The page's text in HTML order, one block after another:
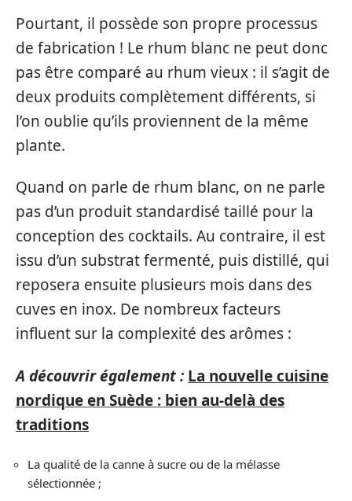
Pourtant, il possède son propre processus
de fabrication ! Le rhum blanc ne peut donc
pas être comparé au rhum vieux : il s’agit de
deux produits complètement différents, si
l’on oublie qu’ils proviennent de la même
plante.
Quand on parle de rhum blanc, on ne parle
pas d’un produit standardisé taillé pour la
conception des cocktails. Au contraire, il est
issu d’un substrat fermenté, puis distillé, qui
reposera ensuite plusieurs mois dans des
cuves en inox. De nombreux facteurs
influent sur la complexité des arômes :
A découvrir également : La nouvelle cuisine
nordique en Suède : bien au-delà des
traditions
La qualité de la canne à sucre ou de la mélasse
sélectionnée ;